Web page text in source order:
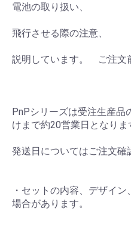
電池の取り扱い、
飛行させる際の注意、
説明しています。 ご注文
PnPシリーズは受注生産品
けまで約20営業日となりま
発送日についてはご注文確
・セットの内容、デザイ
場合があります。